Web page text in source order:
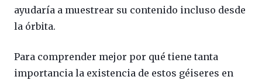
ayudaría a muestrear su contenido incluso desde
la órbita.
Para comprender mejor por qué tiene tanta
importancia la existencia de estos géiseres en